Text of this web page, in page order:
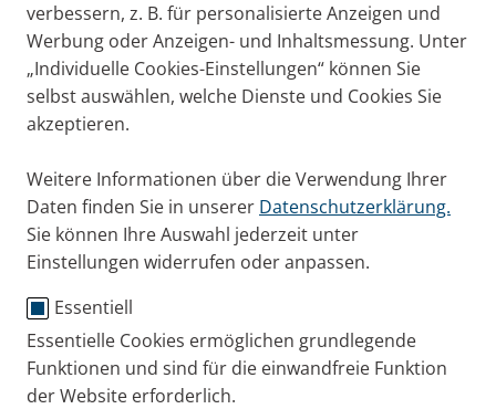
verbessern, z. B. für personalisierte Anzeigen und
Werbung oder Anzeigen- und Inhaltsmessung. Unter
„Individuelle Cookies-Einstellungen“ können Sie
selbst auswählen, welche Dienste und Cookies Sie
akzeptieren.
Weitere Informationen über die Verwendung Ihrer
Daten finden Sie in unserer Datenschutzerklärung.
Sie können Ihre Auswahl jederzeit unter
Einstellungen widerrufen oder anpassen.
Essentiell
Essentielle Cookies ermöglichen grundlegende
Funktionen und sind für die einwandfreie Funktion
der Website erforderlich.
Herzlich willkommen im PARI
Presseportal.
Hier finden Sie unsere Pressemitteilungen von PARI
und alle Informationen zur PARI Group.
Selbstverständlich möchten wir Ihre Arbeit auch mit
speziellem Bildmaterial unterstützen. Daher finden
Sie auch einen Bilderdownload, den Sie nach
Zustimmung der Nutzungsbestimmungen kostenfrei